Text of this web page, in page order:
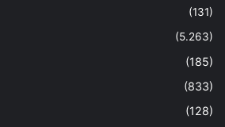
(131)
(5.263)
(185)
(833)
(128)